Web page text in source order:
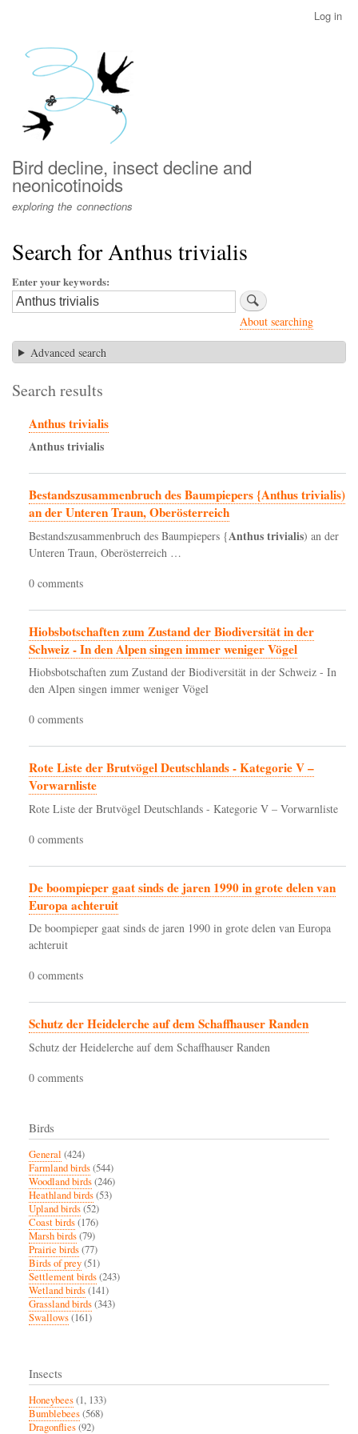
menu
Log in
Bird decline, insect decline and
neonicotinoids
exploring the connections
Search for Anthus trivialis
Enter your keywords
About searching
Advanced search
Search results
Anthus trivialis
Anthustrivialis
Bestandszusammenbruch des Baumpiepers {Anthus trivialis)
an der Unteren Traun, Oberösterreich
Bestandszusammenbruch des Baumpiepers {Anthustrivialis) an der
Unteren Traun, Oberösterreich …
0 comments
Hiobsbotschaften zum Zustand der Biodiversität in der
Schweiz - In den Alpen singen immer weniger Vögel
Hiobsbotschaften zum Zustand der Biodiversität in der Schweiz - In
den Alpen singen immer weniger Vögel
0 comments
Rote Liste der Brutvögel Deutschlands - Kategorie V –
Vorwarnliste
Rote Liste der Brutvögel Deutschlands - Kategorie V – Vorwarnliste
0 comments
De boompieper gaat sinds de jaren 1990 in grote delen van
Europa achteruit
De boompieper gaat sinds de jaren 1990 in grote delen van Europa
achteruit
0 comments
Schutz der Heidelerche auf dem Schaffhauser Randen
Schutz der Heidelerche auf dem Schaffhauser Randen
0 comments
Birds
General (424)
Farmland birds(544)
Woodland birds(246)
Heathland birds(53)
Upland birds(52)
Coast birds(176)
Marsh birds(79)
Prairie birds(77)
Birds of prey(51)
Settlement birds(243)
Wetland birds(141)
Grassland birds(343)
Swallows(161)
Insects
Honeybees(1, 133)
Bumblebees(568)
Dragonflies(92)